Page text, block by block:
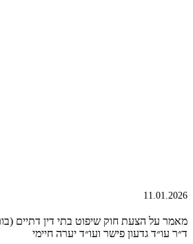
11.01.2026
ד״ר עו״ד גדעון פישר ועו״ד יערה חיימי